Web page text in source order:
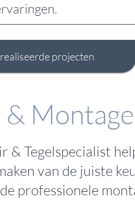
projecten
& Montage
& Tegelspecialist
van de juiste
professionele